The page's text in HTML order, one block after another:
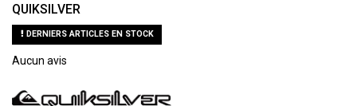
QUIKSILVER
DERNIERS ARTICLES EN STOCK
Aucun avis